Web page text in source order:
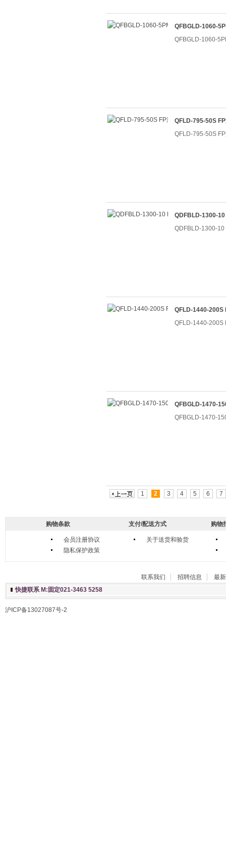
QFBGLD-1060-
QFBGLD-1060-
QFLD-795-50S
QFLD-795-50S
QDFBLD-1300-
QDFBLD-1300-
QFLD-1440-200S
QFLD-1440-200S
QFBGLD-1470-
QFBGLD-1470-
1 2 3 4 5 6 7
购物条款
会员注册协议
隐私保护政策
支付/配送方式
关于送货和验货
购物
联系我们 招聘信息
最
快捷联系 M:固定021-3463 5258
沪ICP备13027087号-2